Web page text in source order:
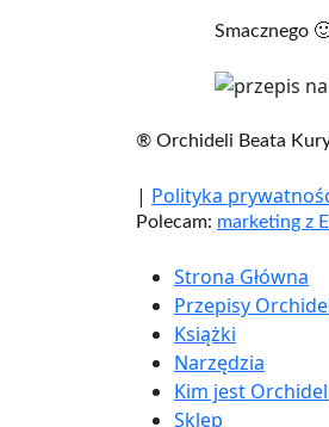
Smacznego
® Orchideli Beata
| Polityka
Polecam: marketing z
Strona Główna
Przepisy
Książki
Narzędzia
Kim jest
Sklep